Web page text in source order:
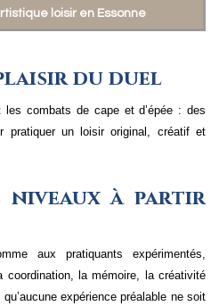
loisir en Essonne
du duel
les combats de cape et d’épée : des
pratiquer un loisir original, créatif et
niveaux à partir
aux pratiquants expérimentés,
coordination, la mémoire, la créativité
expérience préalable ne soit